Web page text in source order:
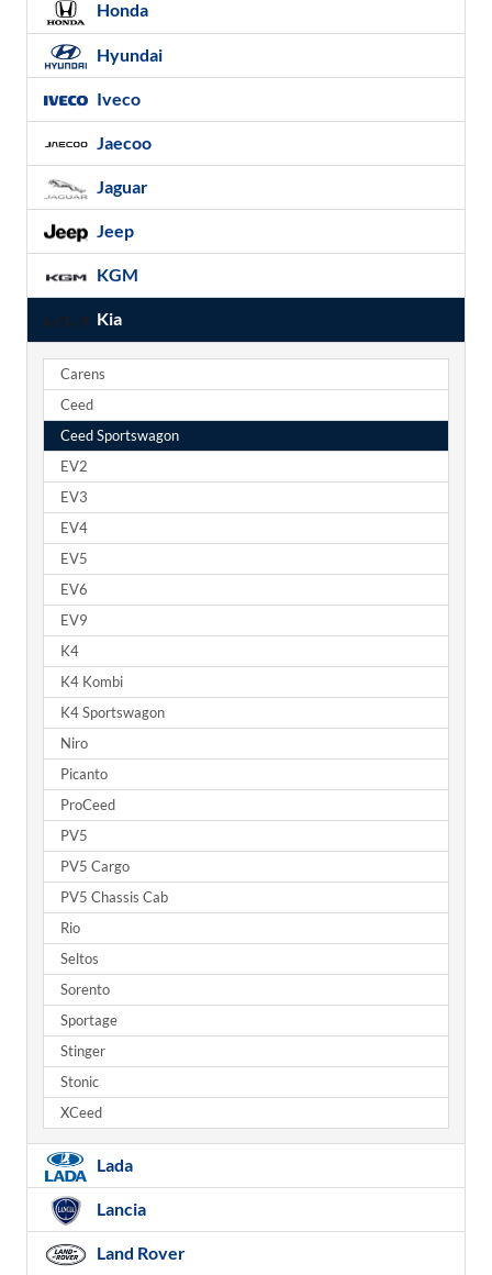
Honda
Hyundai
Iveco
Jaecoo
Jaguar
Jeep
KGM
Kia
Carens
Ceed
Ceed Sportswagon
EV2
EV3
EV4
EV5
EV6
EV9
K4
K4 Kombi
K4 Sportswagon
Niro
Picanto
ProCeed
PV5
PV5 Cargo
PV5 Chassis Cab
Rio
Seltos
Sorento
Sportage
Stinger
Stonic
XCeed
Lada
Lancia
Land Rover